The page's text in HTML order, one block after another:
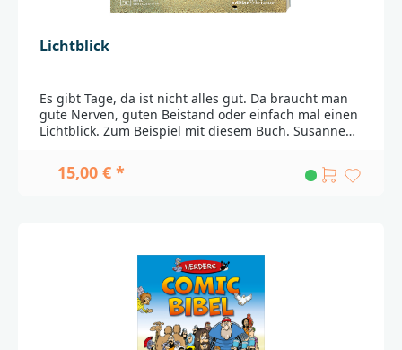
Lichtblick
Es gibt Tage, da ist nicht alles gut. Da braucht man
gute Nerven, guten Beistand oder einfach mal einen
Lichtblick. Zum Beispiel mit diesem Buch. Susanne
beliebten Chrismon-Blog schaffen Momente, in
denen es hell durch den Türspalt scheint – ein
sich bitte an:Deutsche BibelgesellschaftBalinger Str.
31 A70567 Stuttgartproduktsicherheit@dbg.de
15,00 € *